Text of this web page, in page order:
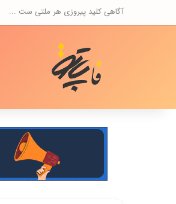
آگاهی کلید پیروزی هر ملتی ست ...